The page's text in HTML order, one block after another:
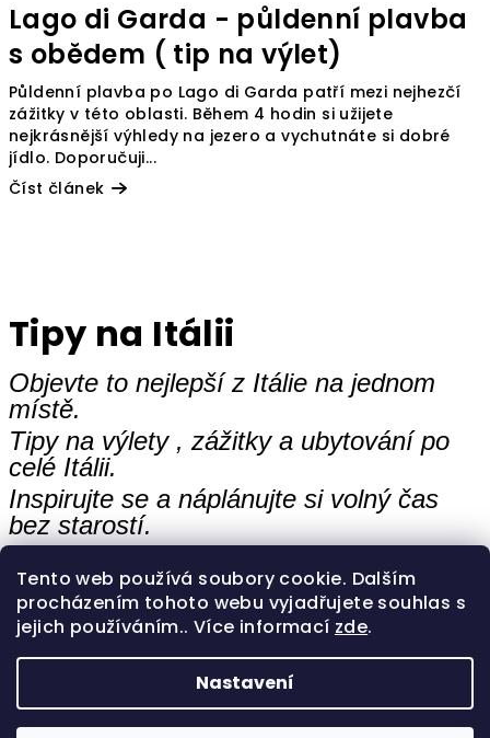
Tento web používá soubory cookie. Dalším
procházením tohoto webu vyjadřujete souhlas s
jejich používáním.. Více informací zde.
Nastavení
Lago di Garda - půldenní plavba
s obědem ( tip na výlet)
Půldenní plavba po Lago di Garda patří mezi nejhezčí
zážitky v této oblasti. Během 4 hodin si užijete
nejkrásnější výhledy na jezero a vychutnáte si dobré
jídlo. Doporučuji...
Číst článek
Tipy na Itálii
Objevte to nejlepší z Itálie na jednom
místě.
Tipy na výlety , zážitky a ubytování po
celé Itálii.
Inspirujte se a náplánujte si volný čas
bez starostí.
á